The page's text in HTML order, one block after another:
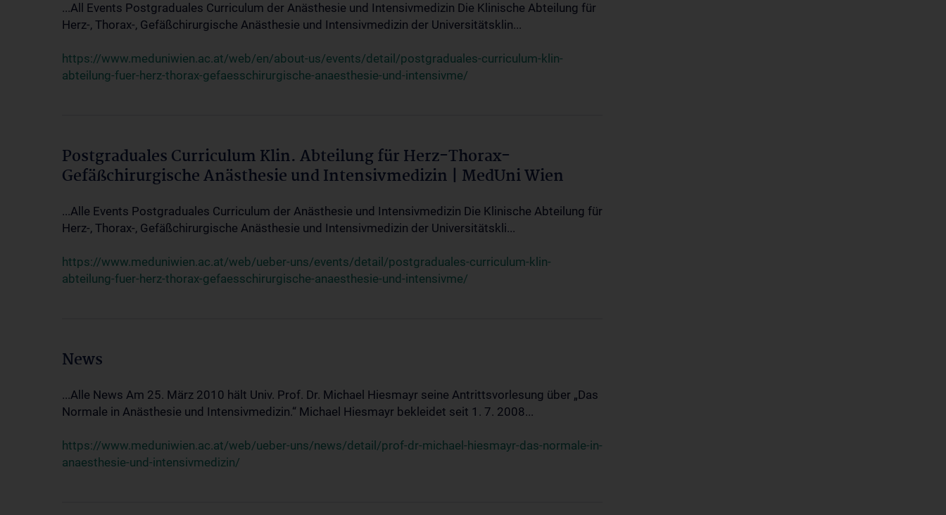
...All Events Postgraduales Curriculum der Anästhesie und Intensivmedizin Die Klinische Abteilung für
Herz-, Thorax-, Gefäßchirurgische Anästhesie und Intensivmedizin der Universitätsklin...
https://www.meduniwien.ac.at/web/en/about-us/events/detail/postgraduales-curriculum-klin-
abteilung-fuer-herz-thorax-gefaesschirurgische-anaesthesie-und-intensivme/
Postgraduales Curriculum Klin. Abteilung für Herz-Thorax-
Gefäßchirurgische Anästhesie und Intensivmedizin | MedUni Wien
...Alle Events Postgraduales Curriculum der Anästhesie und Intensivmedizin Die Klinische Abteilung für
Herz-, Thorax-, Gefäßchirurgische Anästhesie und Intensivmedizin der Universitätskli...
https://www.meduniwien.ac.at/web/ueber-uns/events/detail/postgraduales-curriculum-klin-
abteilung-fuer-herz-thorax-gefaesschirurgische-anaesthesie-und-intensivme/
News
...Alle News Am 25. März 2010 hält Univ. Prof. Dr. Michael Hiesmayr seine Antrittsvorlesung über „Das
Normale in Anästhesie und Intensivmedizin.“ Michael Hiesmayr bekleidet seit 1. 7. 2008...
https://www.meduniwien.ac.at/web/ueber-uns/news/detail/prof-dr-michael-hiesmayr-das-normale-in-
anaesthesie-und-intensivmedizin/